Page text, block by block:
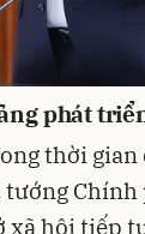
phát
thời
Chính
xã hội tiếp